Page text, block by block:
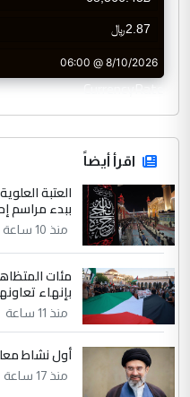
CurrencyRate
اقرأ أيضاً
العتبة
ببدء مراسم
منذ 10 ساعة
مئات
بإنهاء
منذ 11 ساعة
أول نشاط
منذ 17 ساعة